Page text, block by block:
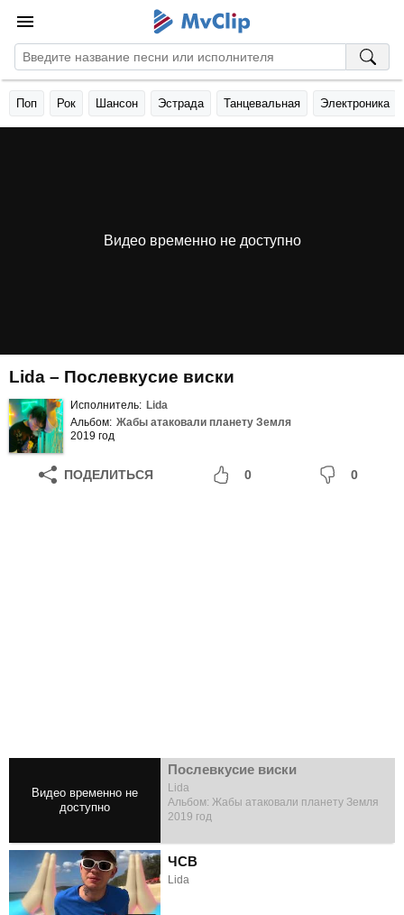
Поп Рок Шансон Эстрада Танцевальная Электроника
Видео временно не доступно
Lida – Послевкусие виски
Исполнитель: Lida
Альбом: Жабы атаковали планету Земля
2019 год
ПОДЕЛИТЬСЯ 0 0
Послевкусие виски
Lida
Альбом: Жабы атаковали планету Земля
2019 год
ЧСВ
Lida